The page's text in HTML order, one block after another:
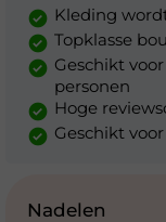
Kleding
Topklasse
Geschikt
personen
Hoge
Geschikt
Nadelen